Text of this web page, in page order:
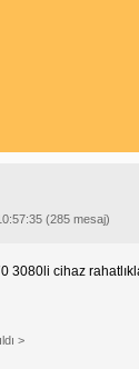
(285 mesaj)
3080li cihaz
>